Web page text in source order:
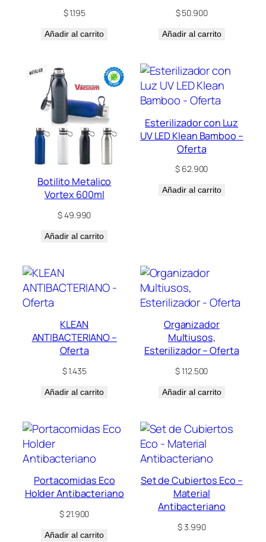
$1.195
Añadir al carrito
$50.900
Añadir al carrito
Botilito Metalico
Vortex 600ml
$49.990
Añadir al carrito
Esterilizador con Luz
UV LED Klean Bamboo –
Oferta
$ 62.900
Añadir al carrito
KLEAN
ANTIBACTERIANO –
Oferta
$1.435
Añadir al carrito
Organizador
Multiusos,
Esterilizador – Oferta
$112.500
Añadir al carrito
Portacomidas Eco
Holder Antibacteriano
$21.900
Añadir al carrito
Set de Cubiertos Eco –
Material
Antibacteriano
$3.990